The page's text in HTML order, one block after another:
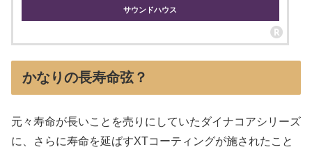
サウンドハウス
かなりの長寿命弦？
元々寿命が長いことを売りにしていたダイナコアシリーズ
に、さらに寿命を延ばすXTコーティングが施されたこと